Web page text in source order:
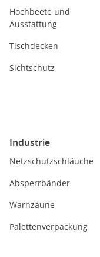
Hochbeete und
Ausstattung
Tischdecken
Sichtschutz
Industrie
Netzschutzschläuche
Absperrbänder
Warnzäune
Palettenverpackung